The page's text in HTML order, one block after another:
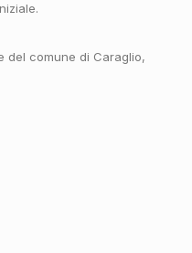
del comune di Caraglio,